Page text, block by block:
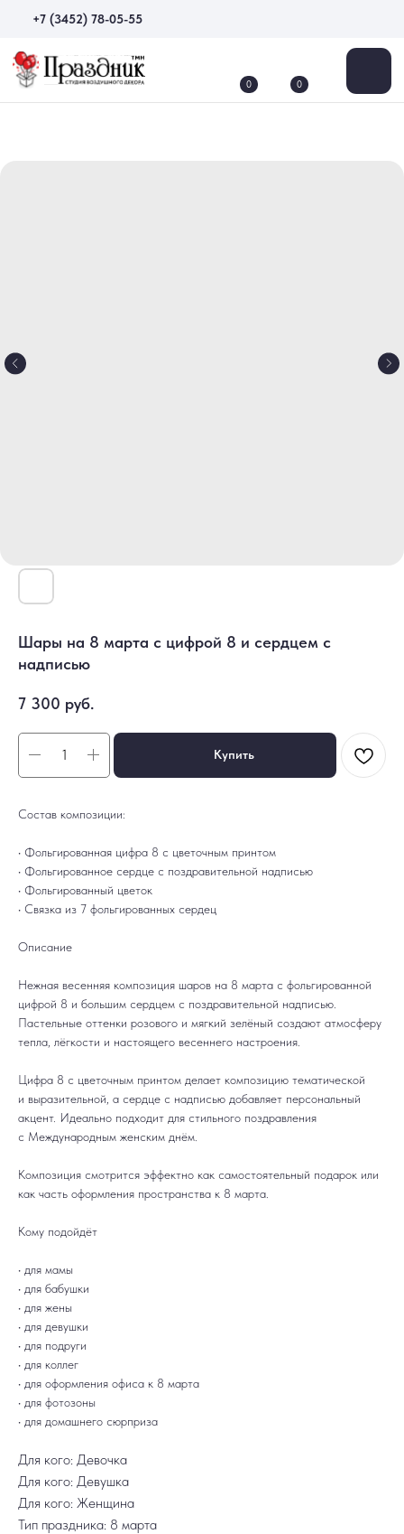
+7 (3452) 78-05-55
Шары на 8 марта с цифрой 8 и сердцем с
надписью
7 300 руб.
Купить
Состав композиции:
• Фольгированная цифра 8 с цветочным принтом
• Фольгированное сердце с поздравительной надписью
• Фольгированный цветок
• Связка из 7 фольгированных сердец
Описание
Нежная весенняя композиция шаров на 8 марта с фольгированной
цифрой 8 и большим сердцем с поздравительной надписью.
Пастельные оттенки розового и мягкий зелёный создают атмосферу
тепла, лёгкости и настоящего весеннего настроения.
Цифра 8 с цветочным принтом делает композицию тематической
и выразительной, а сердце с надписью добавляет персональный
акцент. Идеально подходит для стильного поздравления
с Международным женским днём.
Композиция смотрится эффектно как самостоятельный подарок или
как часть оформления пространства к 8 марта.
Кому подойдёт
• для мамы
• для бабушки
• для жены
• для девушки
• для подруги
• для коллег
• для оформления офиса к 8 марта
• для фотозоны
• для домашнего сюрприза
Для кого: Девочка
Для кого: Девушка
Для кого: Женщина
Тип праздника: 8 марта
Ежедневно, круглосуточно
КАТАЛОГ
Для детей
Цифры
Акции
ИНФОРМАЦИЯ
Наши работы
РАБОТАЕМ ЕЖЕДНЕВНО
+7 (3452) 78-05-55
+7 952 678‑05‑55
ТЮМЕНЬ, УЛ. МУРАВЛЕНКО Д. 13
Смотреть в 2ГИС
Смотреть в Яндекс
МЫ ОНЛАЙН